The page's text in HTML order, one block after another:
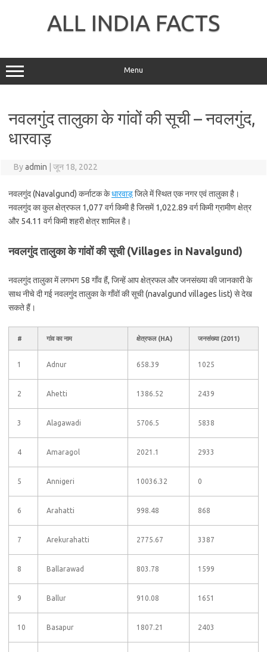
ALL INDIA FACTS
Menu
नवलगुंद तालुका के गांवों की सूची – नवलगुंद,
धारवाड़
Byadmin जून 18, 2022
नवलगुंद (Navalgund) कर्नाटक केधारवाड़जिले में स्थित एक नगर एवं तालुका है।
नवलगुंद का कुल क्षेत्रफल 1,077 वर्ग किमी है जिसमें 1,022.89 वर्ग किमी ग्रामीण क्षेत्र
और 54.11 वर्ग किमी शहरी क्षेत्र शामिल है।
नवलगुंद तालुका के गांवों की सूची (Villages in Navalgund)
नवलगुंद तालुका में लगभग 58 गाँव हैं, जिन्हें आप क्षेत्रफल और जनसंख्या की जानकारी के
साथ नीचे दी गई नवलगुंद तालुका के गाँवों की सूची (navalgund villages list) से देख
सकते हैं।
# गांव का नाम क्षेत्रफल (HA) जनसंख्या (2011)
1 Adnur 658.39 1025
2 Ahetti 1386.52 2439
3 Alagawadi 5706.5 5838
4 Amaragol 2021.1 2933
5 Annigeri 10036.32 0
6 Arahatti 998.48 868
7 Arekurahatti 2775.67 3387
8 Ballarawad 803.78 1599
9 Ballur 910.08 1651
10 Basapur 1807.21 2403